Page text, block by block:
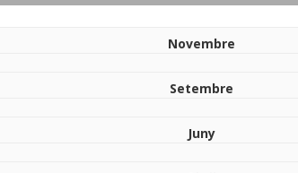
Novembre
Setembre
Juny